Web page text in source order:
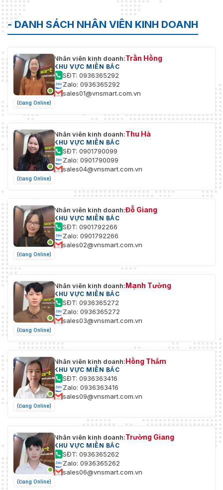
- DANH SÁCH NHÂN VIÊN KINH DOANH
(Đang Online)
Nhân viên kinh doanh:Trần Hồng
KHU VỰC MIỀN BẮC
SĐT: 0936365292
Zalo: 0936365292
sales01@vnsmart.com.vn
(Đang Online)
Nhân viên kinh doanh:Thu Hà
KHU VỰC MIỀN BẮC
SĐT: 0901790099
Zalo: 0901790099
sales04@vnsmart.com.vn
(Đang Online)
Nhân viên kinh doanh:Đỗ Giang
KHU VỰC MIỀN BẮC
SĐT: 0901792266
Zalo: 0901792266
sales02@vnsmart.com.vn
(Đang Online)
Nhân viên kinh doanh:Mạnh Tường
KHU VỰC MIỀN BẮC
SĐT: 0936365272
Zalo: 0936365272
sales03@vnsmart.com.vn
(Đang Online)
Nhân viên kinh doanh:Hồng Thắm
KHU VỰC MIỀN BẮC
SĐT: 0936363416
Zalo: 0936363416
sales09@vnsmart.com.vn
(Đang Online)
Nhân viên kinh doanh:Trường Giang
KHU VỰC MIỀN BẮC
SĐT: 0936365262
Zalo: 0936365262
sales06@vnsmart.com.vn